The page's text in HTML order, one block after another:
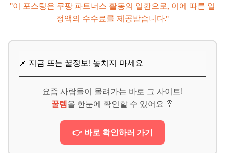
마무리 및 팁: 나만의 힐링 코스를 만드는 팁 & 놓치지 말아
"이 포스팅은 쿠팡 파트너스 활동의 일환으로, 이에 따른 일
정액의 수수료를 제공받습니다."
📌 지금 뜨는 꿀정보! 놓치지 마세요
요즘 사람들이 몰려가는 바로 그 사이트!
꿀템 을 한눈에 확인할 수 있어요 🍭
👉 바로 확인하러 가기